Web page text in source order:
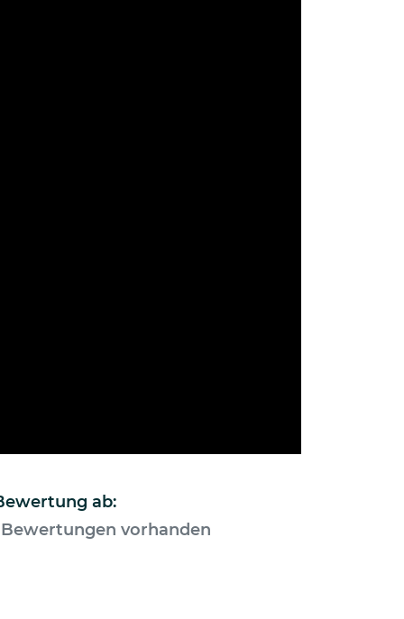
ab:
vorhanden